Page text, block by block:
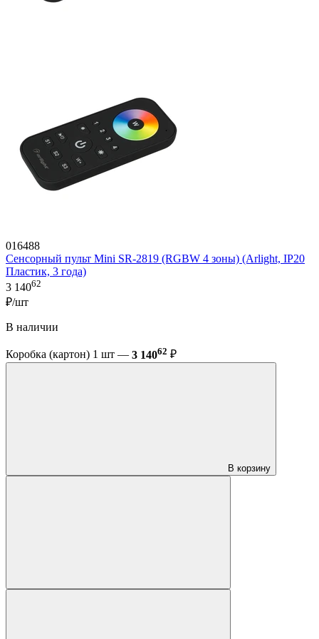
016488
Сенсорный пульт Mini SR-2819 (RGBW 4 зоны) (Arlight, IP20
Пластик, 3 года)
3 14062
₽/шт
В наличии
Коробка (картон) 1 шт — 3 14062 ₽
В корзину